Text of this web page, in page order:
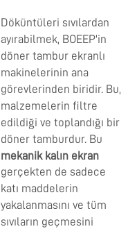
Döküntüleri sıvılardan
ayırabilmek, BOEEP'in
döner tambur ekranlı
makinelerinin ana
görevlerinden biridir. Bu,
malzemelerin filtre
edildiği ve toplandığı bir
döner tamburdur. Bu
mekanik kalın ekran
gerçekten de sadece
katı maddelerin
yakalanmasını ve tüm
sıvıların geçmesini